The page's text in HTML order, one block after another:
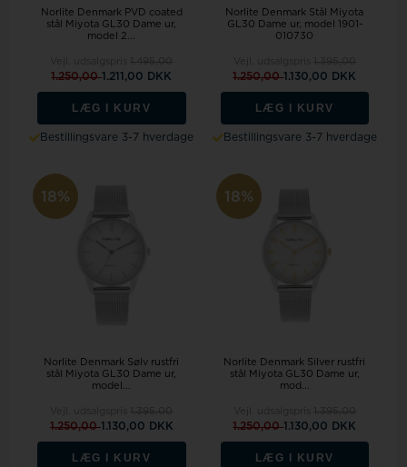
Norlite Denmark PVD coated
stål Miyota GL30 Dame ur,
model 2...
1.250,001.211,00 DKK
LÆG I KURV
Bestillingsvare 3-7 hverdage
Norlite Denmark Stål Miyota
GL30 Dame ur, model 1901-
010730
1.250,001.130,00 DKK
LÆG I KURV
Bestillingsvare 3-7 hverdage
18%
Norlite Denmark Sølv rustfri
stål Miyota GL30 Dame ur,
model...
1.250,001.130,00 DKK
LÆG I KURV
18%
Norlite Denmark Silver rustfri
stål Miyota GL30 Dame ur,
mod...
1.250,001.130,00 DKK
LÆG I KURV